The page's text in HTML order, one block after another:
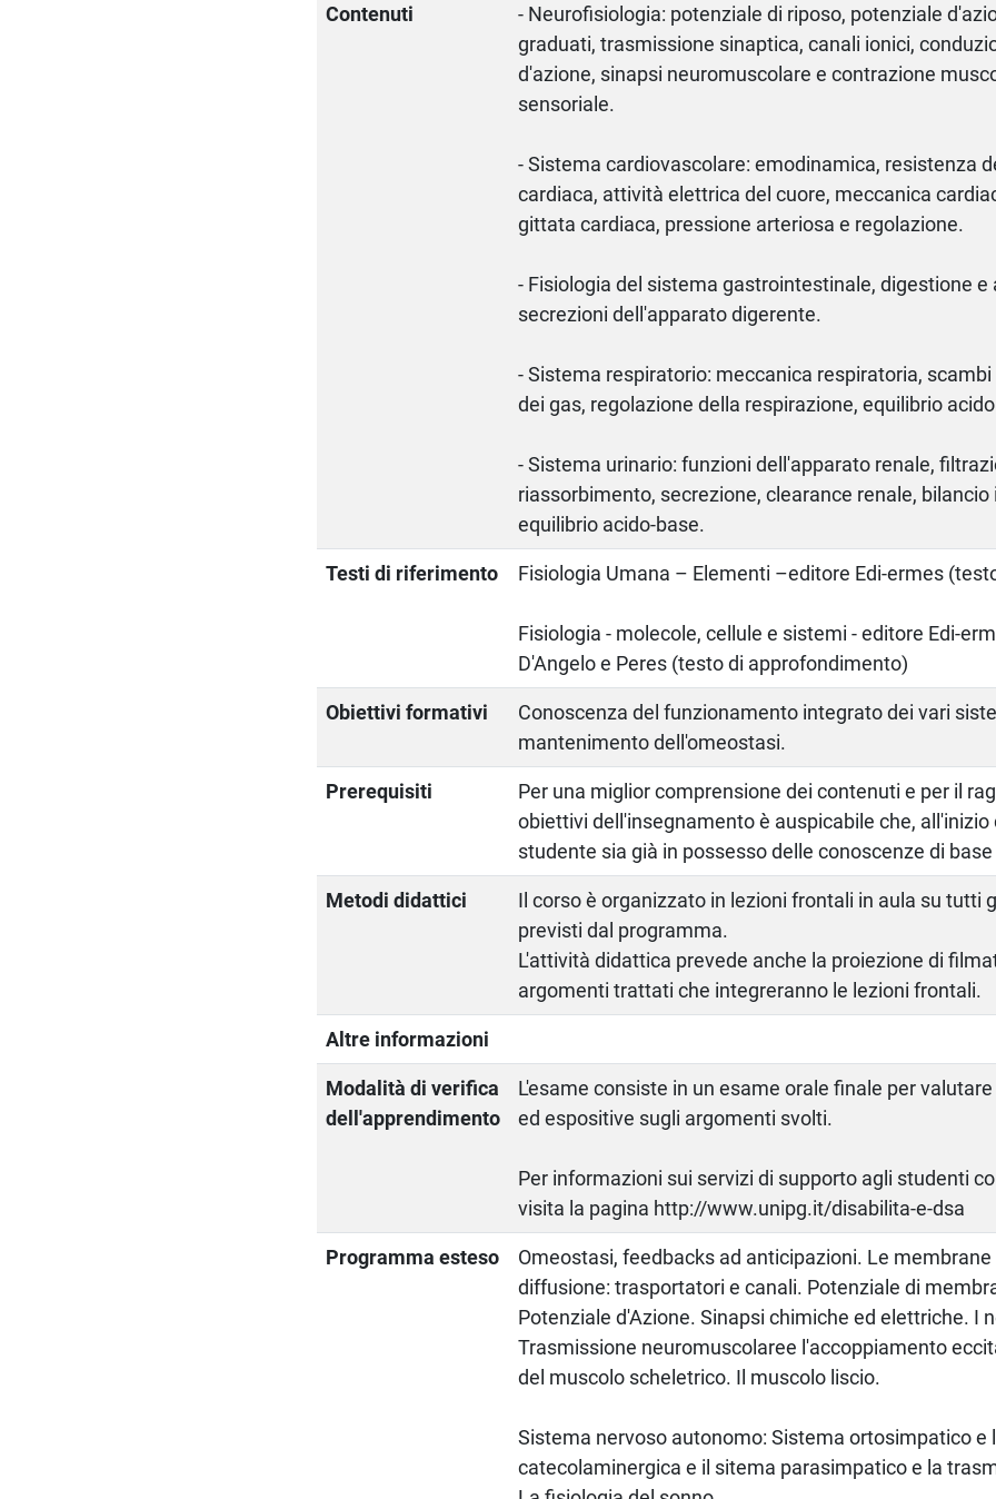
Contenuti
- Neurofisiologia: potenziale di riposo, potenziale
graduati, trasmissione sinaptica, canali ionici,
d'azione, sinapsi neuromuscolare e contrazione
sensoriale.
- Sistema cardiovascolare: emodinamica, resistenza
cardiaca, attività elettrica del cuore, meccanica
gittata cardiaca, pressione arteriosa e regolazione.
- Fisiologia del sistema gastrointestinale, digestione
secrezioni dell'apparato digerente.
- Sistema respiratorio: meccanica respiratoria,
dei gas, regolazione della respirazione, equilibrio
- Sistema urinario: funzioni dell'apparato renale,
riassorbimento, secrezione, clearance renale,
equilibrio acido-base.
Testi di riferimento Fisiologia Umana – Elementi –editore Edi-ermes
Fisiologia - molecole, cellule e sistemi - editore Edi-
D'Angelo e Peres (testo di approfondimento)
Obiettivi formativi
Conoscenza del funzionamento integrato dei vari
mantenimento dell'omeostasi.
Prerequisiti
Per una miglior comprensione dei contenuti e per il
obiettivi dell'insegnamento è auspicabile che, all'inizio
studente sia già in possesso delle conoscenze di
Metodi didattici
Il corso è organizzato in lezioni frontali in aula su tutti
previsti dal programma.
L'attività didattica prevede anche la proiezione di
argomenti trattati che integreranno le lezioni frontali.
Altre informazioni
Modalità di verifica
dell'apprendimento
L'esame consiste in un esame orale finale per
ed espositive sugli argomenti svolti.
Per informazioni sui servizi di supporto agli studenti
visita la pagina http://www.unipg.it/disabilita-e-dsa
Programma esteso
Omeostasi, feedbacks ad anticipazioni. Le
diffusione: trasportatori e canali. Potenziale di
Potenziale d'Azione. Sinapsi chimiche ed elettriche. I
Trasmissione neuromuscolaree l'accoppiamento
del muscolo scheletrico. Il muscolo liscio.
Sistema nervoso autonomo: Sistema ortosimpatico e
catecolaminergica e il sitema parasimpatico e la